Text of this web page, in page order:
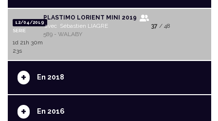
12/04/2019
SERIE
PLASTIMO LORIENT MINI 2019
avec Sébastien LIAGRE
589 - WALABY
37 / 48
1d 21h 30m
23s
+ En 2018
+ En 2016